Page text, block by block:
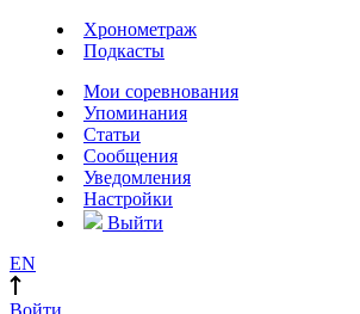
Хронометраж
Подкасты
Мои соревнования
Упоминания
Статьи
Сообщения
Уведомления
Настройки
Выйти
EN
Войти